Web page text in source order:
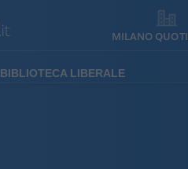
MILANO
BIBLIOTECA LIBERALE